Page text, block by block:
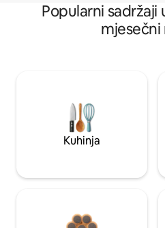
Popularni sadržaji
mjesečni
Kuhinja